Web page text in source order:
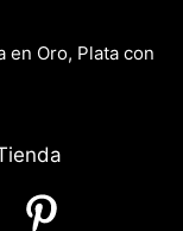
en Oro, Plata con